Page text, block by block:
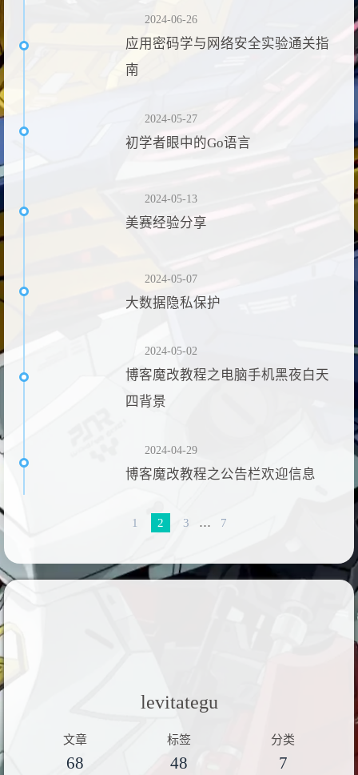
2024-06-26
应用密码学与网络安全实验通关指
南
2024-05-27
初学者眼中的Go语言
2024-05-13
美赛经验分享
2024-05-07
大数据隐私保护
2024-05-02
博客魔改教程之电脑手机黑夜白天
四背景
2024-04-29
博客魔改教程之公告栏欢迎信息
1 2 3 … 7
levitategu
文章
68
标签
48
分类
7